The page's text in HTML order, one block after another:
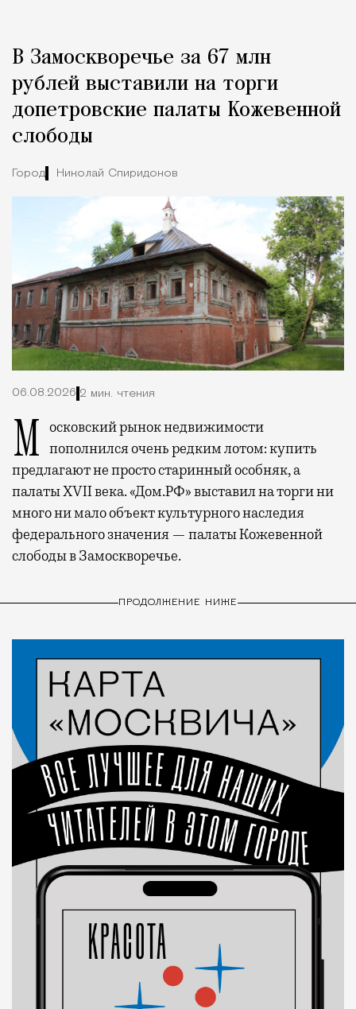
В Замоскворечье за 67 млн
рублей выставили на торги
допетровские палаты Кожевенной
слободы
Город Николай Спиридонов
06.08.2026 2 мин. чтения
Московский рынок недвижимости пополнился очень редким лотом: купить
предлагают не просто старинный особняк, а
палаты XVII века. «Дом.РФ» выставил на торги ни
много ни мало объект культурного наследия
федерального значения — палаты Кожевенной
слободы в Замоскворечье.
ПРОДОЛЖЕНИЕ НИЖЕ